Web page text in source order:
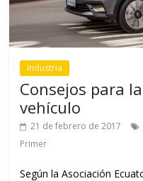
Industria
Consejos para
vehículo
21 de febrero de 2017
Primer
Según la Asociación